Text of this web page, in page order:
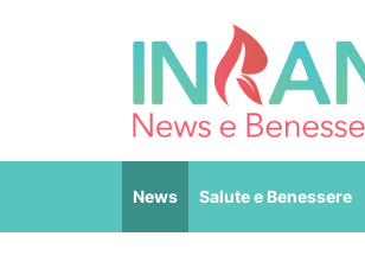
News Salute e Benessere